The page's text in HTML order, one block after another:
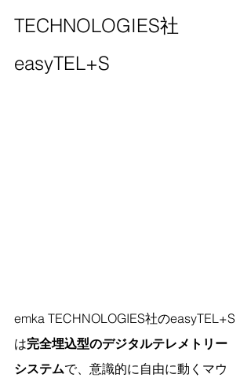
TECHNOLOGIES社
easyTEL+S
emka TECHNOLOGIES社のeasyTEL+S
は完全埋込型のデジタルテレメトリー
システムで、意識的に自由に動くマウ